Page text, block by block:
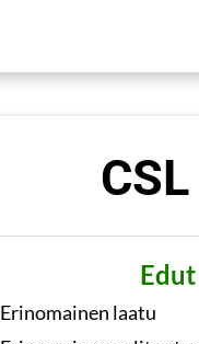
Edut
Erinomainen laatu